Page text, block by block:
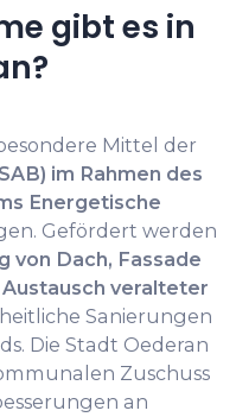
gibt es in
Mittel der
im Rahmen des
Energetische
Gefördert werden
von Dach, Fassade
veralteter
Sanierungen
Die Stadt Oederan
Zuschuss
an